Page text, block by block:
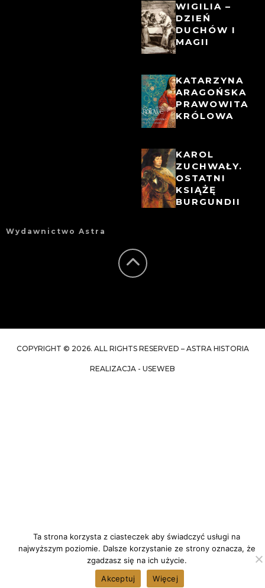
WIGILIA –
DZIEŃ
DUCHÓW I
MAGII
KATARZYNA
ARAGOŃSKA
PRAWOWITA
KRÓLOWA
KAROL
ZUCHWAŁY.
OSTATNI
KSIĄŻĘ
BURGUNDII
Wydawnictwo Astra
COPYRIGHT © 2026. ALL RIGHTS RESERVED – ASTRA HISTORIA
REALIZACJA - USEWEB
Ta strona korzysta z ciasteczek aby świadczyć usługi na
najwyższym poziomie. Dalsze korzystanie ze strony oznacza, że
zgadzasz się na ich użycie.
Akceptuj
Więcej